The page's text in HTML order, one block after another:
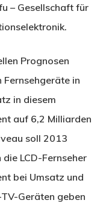
– Gesellschaft für
Prognosen
Fernsehgeräte in
in diesem
auf 6,2 Milliarden
soll 2013
LCD-Fernseher
bei Umsatz und
Geräten geben